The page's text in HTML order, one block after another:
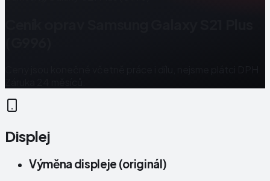
Displej
Výměna displeje (originál)